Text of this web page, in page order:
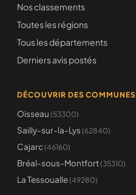
Nos classements
Toutes les régions
Tous les départements
Derniers avis postés
DÉCOUVRIR DES COMMUNES
Oisseau (53300)
Sailly-sur-la-Lys (62840)
Cajarc (46160)
Bréal-sous-Montfort(35310)
La Tessoualle(49280)